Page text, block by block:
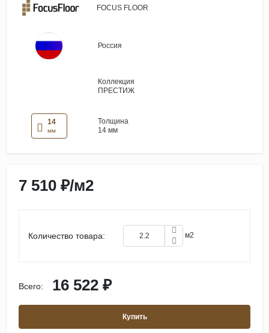
FOCUS FLOOR
Россия
Коллекция
ПРЕСТИЖ
14
мм
Толщина
14 мм
7 510 ₽/м2
Количество товара: м2
Всего: 16 522 ₽
Купить